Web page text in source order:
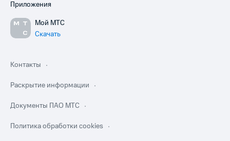
Приложения
Мой МТС
Скачать
Контакты
Раскрытие информации
Документы ПАО МТС
Политика обработки cookies